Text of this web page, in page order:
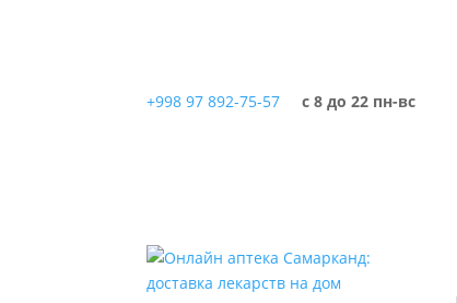
+998 97 892-75-57 с 8 до 22 пн-вс